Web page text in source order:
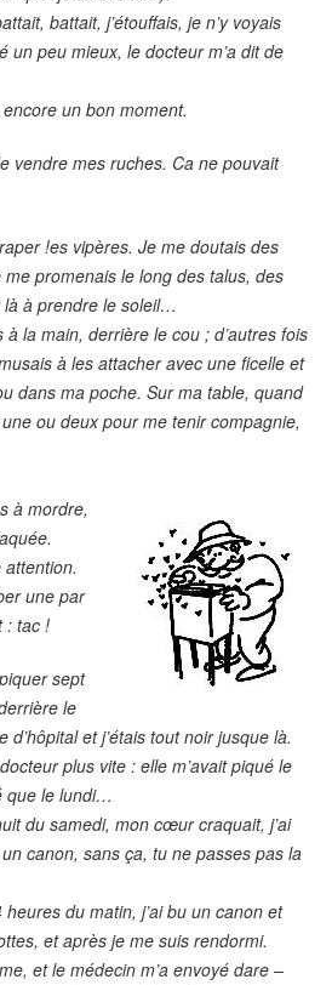
battait, j’étouffais, je n’y voyais
un peu mieux, le docteur m’a dit de
un bon moment.
vendre mes ruches. Ca ne pouvait
!es vipères. Je me doutais des
promenais le long des talus, des
là à prendre le soleil…
la main, derrière le cou ; d’autres fois
à les attacher avec une ficelle et
dans ma poche. Sur ma table, quand
ou deux pour me tenir compagnie,
à mordre,
une par
: tac !
sept
le
d’hôpital et j’étais tout noir jusque là.
plus vite : elle m’avait piqué le
que le lundi…
du samedi, mon cœur craquait, j’ai
canon, sans ça, tu ne passes pas la
du matin, j’ai bu un canon et
et après je me suis rendormi.
et le médecin m’a envoyé dare –